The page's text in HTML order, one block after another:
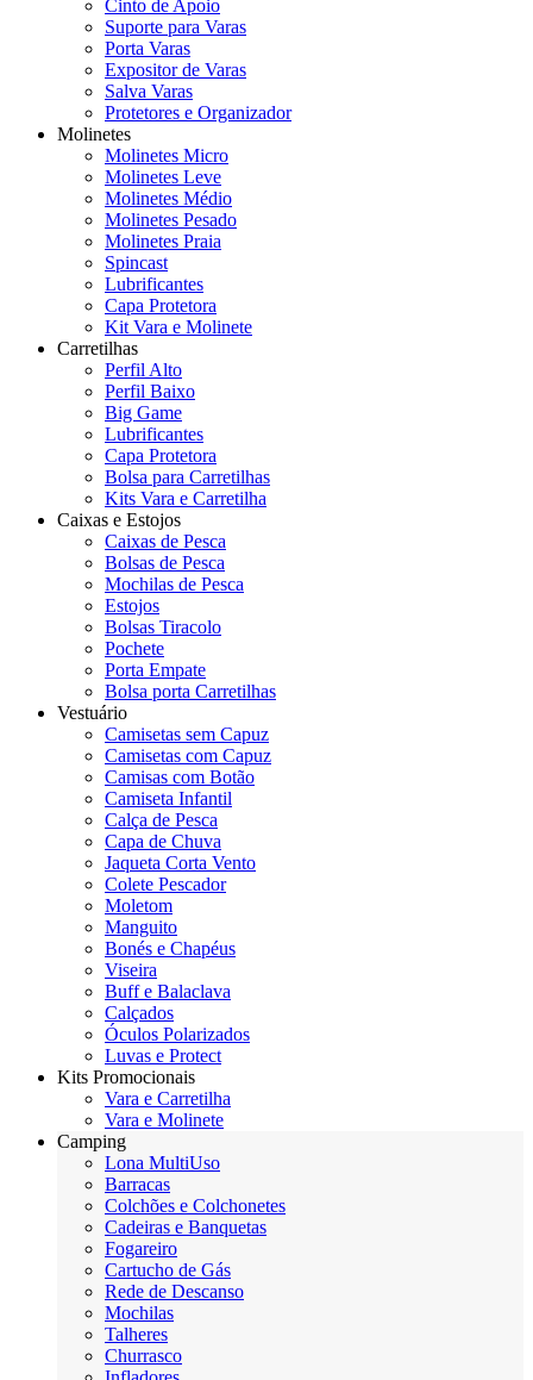
Cinto de Apoio
Suporte para Varas
Porta Varas
Expositor de Varas
Salva Varas
Protetores e Organizador
Molinetes
Molinetes Micro
Molinetes Leve
Molinetes Médio
Molinetes Pesado
Molinetes Praia
Spincast
Lubrificantes
Capa Protetora
Kit Vara e Molinete
Carretilhas
Perfil Alto
Perfil Baixo
Big Game
Lubrificantes
Capa Protetora
Bolsa para Carretilhas
Kits Vara e Carretilha
Caixas e Estojos
Caixas de Pesca
Bolsas de Pesca
Mochilas de Pesca
Estojos
Bolsas Tiracolo
Pochete
Porta Empate
Bolsa porta Carretilhas
Vestuário
Camisetas sem Capuz
Camisetas com Capuz
Camisas com Botão
Camiseta Infantil
Calça de Pesca
Capa de Chuva
Jaqueta Corta Vento
Colete Pescador
Moletom
Manguito
Bonés e Chapéus
Viseira
Buff e Balaclava
Calçados
Óculos Polarizados
Luvas e Protect
Kits Promocionais
Vara e Carretilha
Vara e Molinete
Camping
Lona MultiUso
Barracas
Colchões e Colchonetes
Cadeiras e Banquetas
Fogareiro
Cartucho de Gás
Rede de Descanso
Mochilas
Talheres
Churrasco